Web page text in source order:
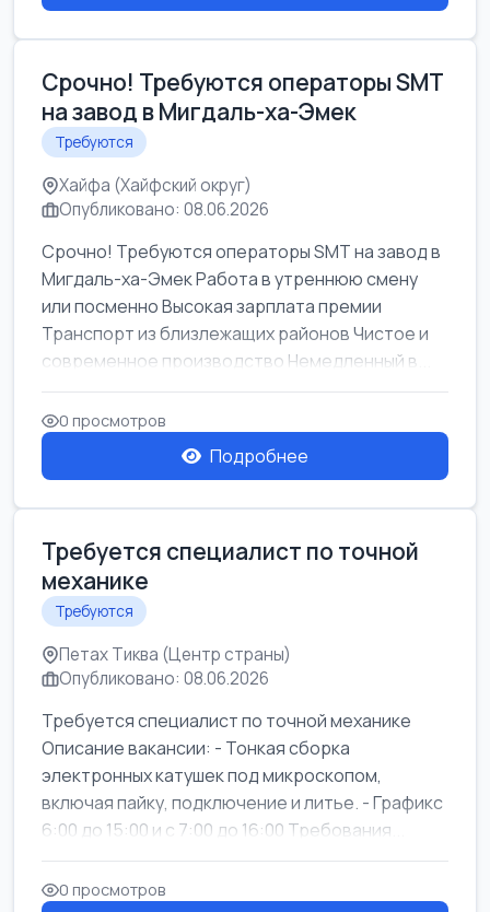
Срочно! Требуются операторы SMT
на завод в Мигдаль-ха-Эмек
Требуются
Хайфа (Хайфский округ)
Опубликовано: 08.06.2026
Срочно! Требуются операторы SMT на завод в
Мигдаль-ха-Эмек Работа в утреннюю смену
или посменно Высокая зарплата премии
Транспорт из близлежащих районов Чистое и
современное производство Немедленный в...
0 просмотров
Подробнее
Требуется специалист по точной
механике
Требуются
Петах Тиква (Центр страны)
Опубликовано: 08.06.2026
Требуется специалист по точной механике
Описание вакансии: - Тонкая сборка
электронных катушек под микроскопом,
включая пайку, подключение и литье. - Графикс
6:00 до 15:00 и с 7:00 до 16:00 Требования...
0 просмотров